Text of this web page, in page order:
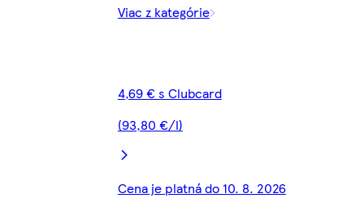
Viac z kategórie
4,69 € s Clubcard
(93,80 €/l)
Cena je platná do 10. 8. 2026